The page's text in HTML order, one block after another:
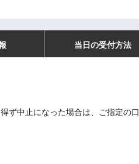
当日の受付方法
ず中止になった場合は、ご指定の口